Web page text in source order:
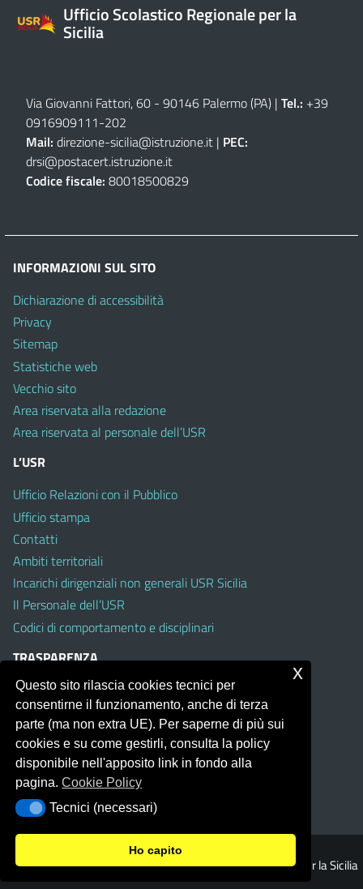
Ufficio Scolastico Regionale per la
Sicilia
Via Giovanni Fattori, 60 - 90146 Palermo (PA) | Tel.: +39
0916909111-202
Mail: direzione-sicilia@istruzione.it | PEC:
drsi@postacert.istruzione.it
Codice fiscale: 80018500829
INFORMAZIONI SUL SITO
Dichiarazione di accessibilità
Privacy
Sitemap
Statistiche web
Vecchio sito
Area riservata alla redazione
Area riservata al personale dell’USR
L’USR
Ufficio Relazioni con il Pubblico
Ufficio stampa
Contatti
Ambiti territoriali
Incarichi dirigenziali non generali USR Sicilia
Il Personale dell’USR
Codici di comportamento e disciplinari
TRASPARENZA
Albo on line
Amministrazione Trasparente
Pubblici proclami
PTPCT per le Istituzioni scolastiche della Sicilia
Whistleblowing
Obiettivi di Accessibilità
© 2026 Ufficio Scolastico Regionale per la Sicilia
Questo sito rilascia cookies tecnici per
consentirne il funzionamento, anche di terza
parte (ma non extra UE). Per saperne di più sui
cookies e su come gestirli, consulta la policy
disponibile nell'apposito link in fondo alla
pagina.Cookie Policy
Tecnici (necessari)
Tecnici (necessari)
Ho capito
x